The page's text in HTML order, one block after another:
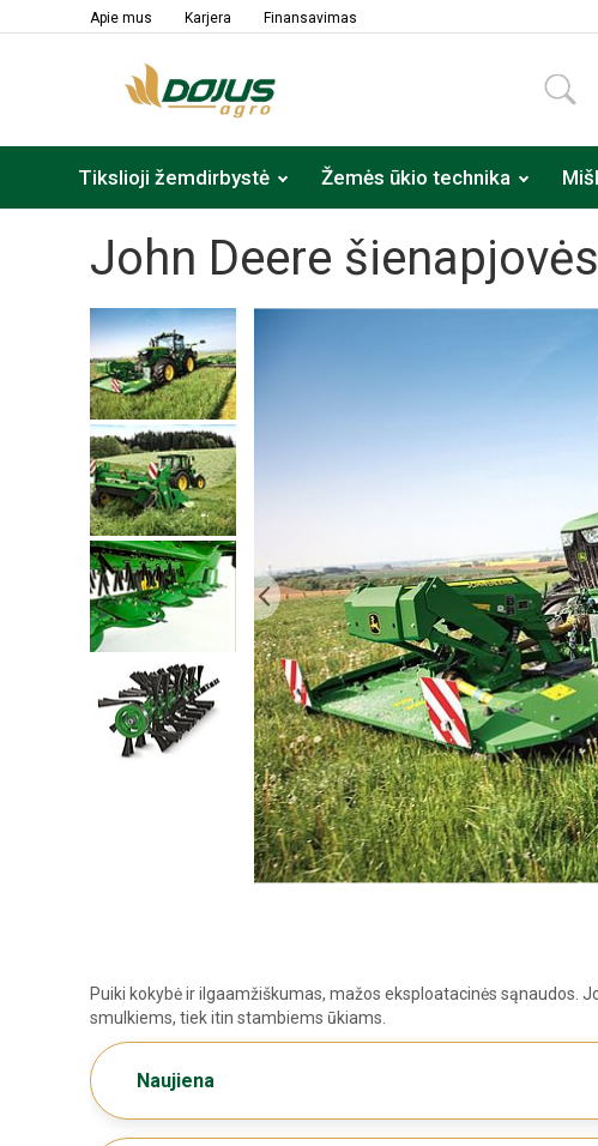
Apie mus Karjera Finansavimas
Tikslioji žemdirbystė Žemės ūkio technika
John Deere šienapjovės
Puiki kokybė ir ilgaamžiškumas, mažos eksploatacinės sąnaudos.
smulkiems, tiek itin stambiems ūkiams.
Naujiena